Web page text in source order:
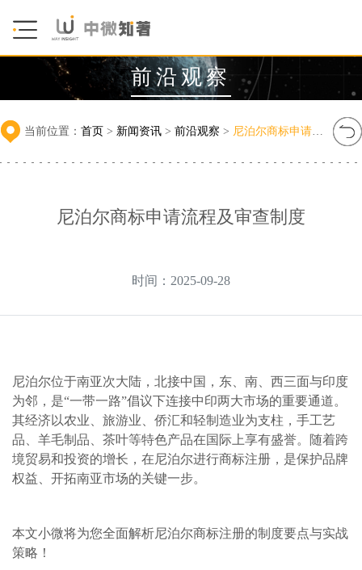
前沿观察
当前位置： 首页 > 新闻资讯 > 前沿观察 > 尼泊尔商标申请流程及审查制度
尼泊尔商标申请流程及审查制度
时间：2025-09-28
尼泊尔位于南亚次大陆，北接中国，东、南、西三面与印度
为邻，是“一带一路”倡议下连接中印两大市场的重要通道。
其经济以农业、旅游业、侨汇和轻制造业为支柱，手工艺
品、羊毛制品、茶叶等特色产品在国际上享有盛誉。随着跨
境贸易和投资的增长，在尼泊尔进行商标注册， 是保护品牌
权益、开拓南亚市场的关键一步。
本文小微将为您全面解析尼泊尔商标注册的制度要点与实战
策略！